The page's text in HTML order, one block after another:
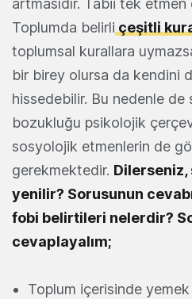
artmasıdır. Tabii tek
Toplumda belirli çeşitli
toplumsal kurallara
bir birey olursa da kendini
hissedebilir. Bu nedenle
bozukluğu psikolojik
sosyolojik etmenlerin de
gerekmektedir. Dilerseniz,
yenilir? Sorusunun
fobi belirtileri nelerdir?
cevaplayalım;
Toplum içerisinde